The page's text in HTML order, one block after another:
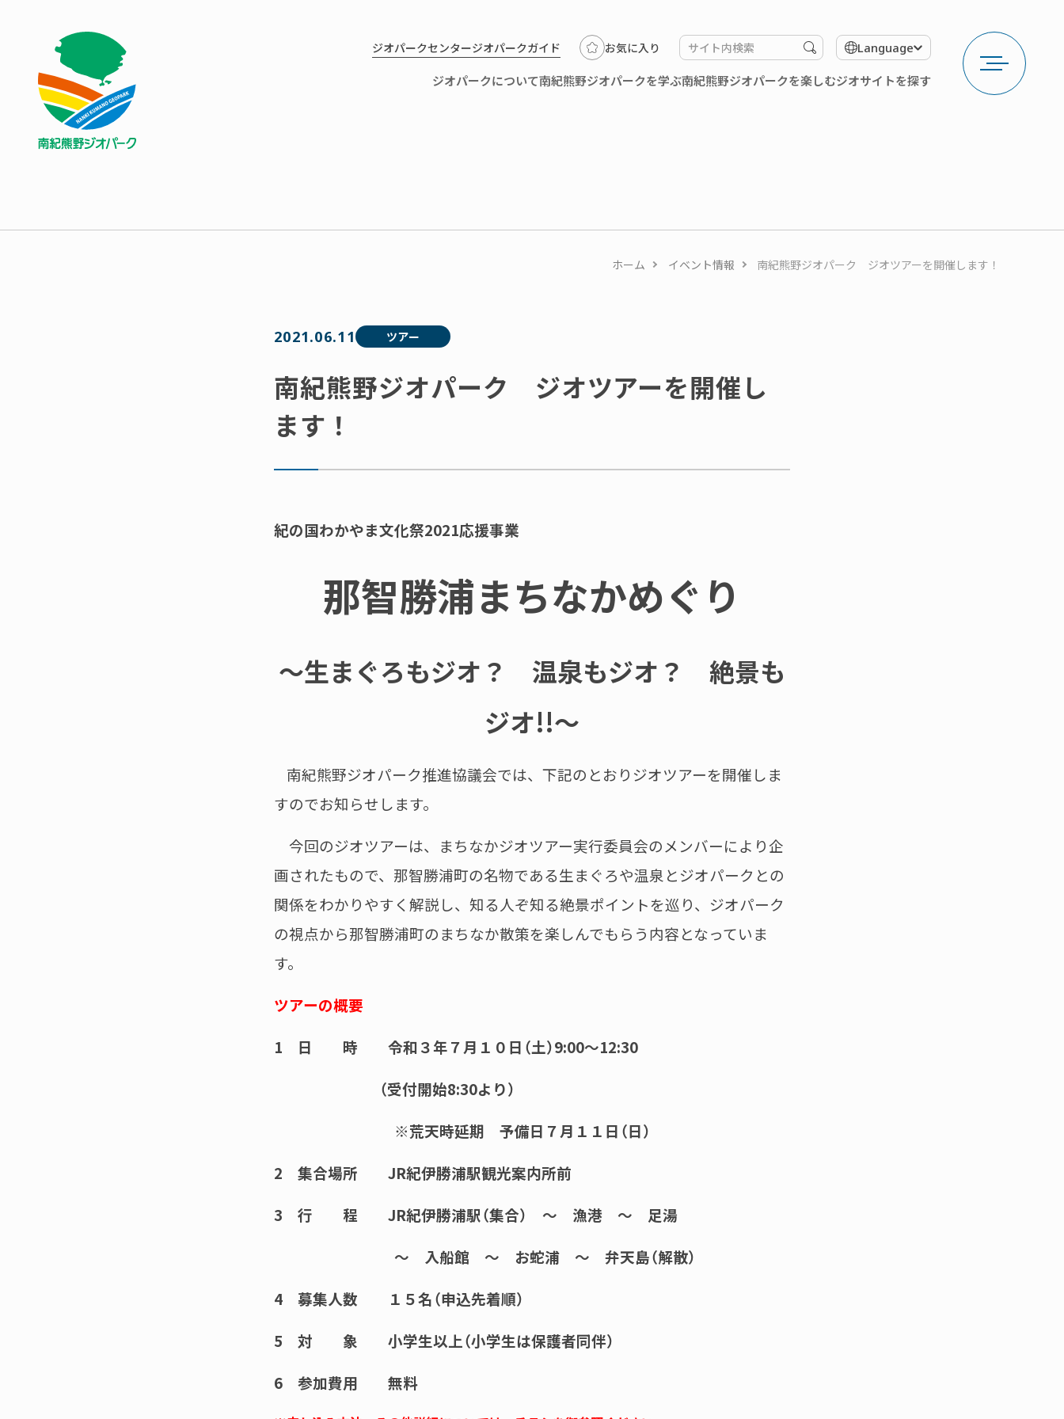
メ
ニ
ュ
ー
ジオパークセンタージオパークガイド お気に入り
検
索
す
る
Language
ジオパークについて南紀熊野ジオパークを学ぶ南紀熊野ジオパークを楽しむジオサイトを探す
ホーム イベント情報 南紀熊野ジオパーク ジオツアーを開催します！
2021.06.11 ツアー
南紀熊野ジオパーク ジオツアーを開催し
ます！
紀の国わかやま文化祭2021応援事業
那智勝浦まちなかめぐり
～生まぐろもジオ？ 温泉もジオ？ 絶景も
ジオ!!～
南紀熊野ジオパーク推進協議会では、下記のとおりジオツアーを開催しま
すのでお知らせします。
今回のジオツアーは、まちなかジオツアー実行委員会のメンバーにより企
画されたもので、那智勝浦町の名物である生まぐろや温泉とジオパークとの
関係をわかりやすく解説し、知る人ぞ知る絶景ポイントを巡り、ジオパーク
の視点から那智勝浦町のまちなか散策を楽しんでもらう内容となっていま
す。
ツアーの概要
1 日 時 令和３年７月１０日（土）9:00～12:30
（受付開始8:30より）
※荒天時延期 予備日７月１１日（日）
2 集合場所 JR紀伊勝浦駅観光案内所前
3 行 程 JR紀伊勝浦駅（集合） ～ 漁港 ～ 足湯
～ 入船館 ～ お蛇浦 ～ 弁天島（解散）
4 募集人数 １５名（申込先着順）
5 対 象 小学生以上（小学生は保護者同伴）
6 参加費用 無料